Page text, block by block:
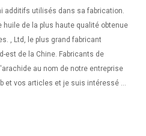
additifs utilisés dans sa fabrication.
de la plus haute qualité obtenue
, Ltd, le plus grand fabricant
est de la Chine. Fabricants de
au nom de notre entreprise
et vos articles et je suis intéressé à
de la machine de traitement des